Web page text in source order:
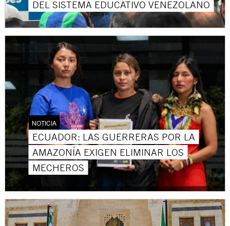
DEL SISTEMA EDUCATIVO VENEZOLANO
NOTICIA
ECUADOR: LAS GUERRERAS POR LA
AMAZONÍA EXIGEN ELIMINAR LOS
MECHEROS